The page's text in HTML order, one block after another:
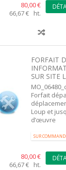
80,00 €
66,67 € ht.
FORFAIT
SUR SITE
Forfait
Loup et
d’œuvre
SUR
80,00 €
66,67 € ht.